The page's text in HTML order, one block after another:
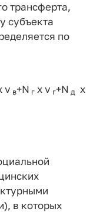
трансферта,
субъекта
по
v в+N г x v г+N д x
в которых